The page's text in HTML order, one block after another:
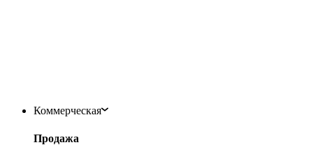
Коммерческая
Продажа